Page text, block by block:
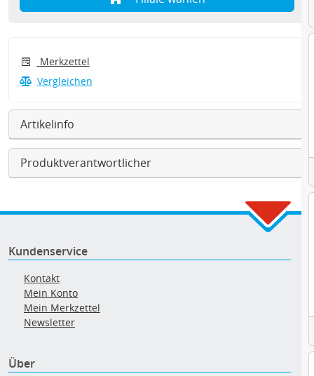
Merkzettel
Vergleichen
Artikelinfo
Produktverantwortlicher
Kundenservice
Kontakt
Mein Konto
Mein Merkzettel
Newsletter
Über